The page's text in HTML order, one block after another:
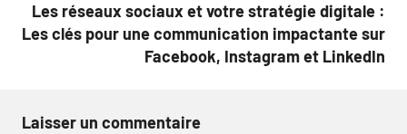
Les réseaux sociaux et votre stratégie digitale :
Les clés pour une communication impactante sur
Facebook, Instagram et LinkedIn
Laisser un commentaire